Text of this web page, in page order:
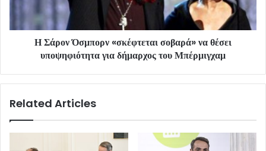
Η Σάρον Όσμπορν «σκέφτεται σοβαρά» να θέσει
υποψηφιότητα για δήμαρχος του Μπέρμιγχαμ
Related Articles